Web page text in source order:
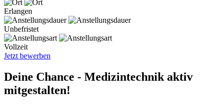
Erlangen
Unbefristet
Vollzeit
Jetzt bewerben
Deine Chance - Medizintechnik aktiv
mitgestalten!